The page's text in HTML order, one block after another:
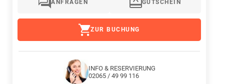
ANFRAGEN GUTSCHEIN
ZUR BUCHUNG
INFO & RESERVIERUNG
02065 / 49 99 116